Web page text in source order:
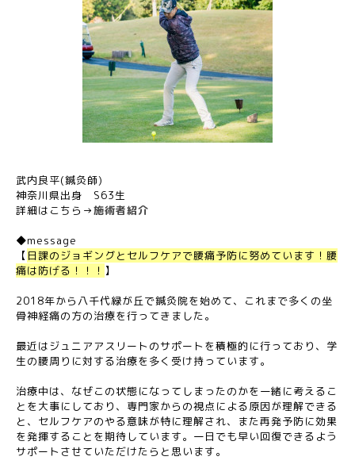
武内良平(鍼灸師)
神奈川県出身 S63生
詳細はこちら→施術者紹介
◆message
【 日課のジョギングとセルフケアで腰痛予防に努めています！腰
痛は防げる！！！ 】
2018年から八千代緑が丘で鍼灸院を始めて、これまで多くの坐
骨神経痛の方の治療を行ってきました。
最近はジュニアアスリートのサポートを積極的に行っており、学
生の腰周りに対する治療を多く受け持っています。
治療中は、なぜこの状態になってしまったのかを一緒に考えるこ
とを大事にしており、専門家からの視点による原因が理解できる
と、セルフケアのやる意味が特に理解され、また再発予防に効果
を発揮することを期待しています。一日でも早い回復できるよう
サポートさせていただけたらと思います。